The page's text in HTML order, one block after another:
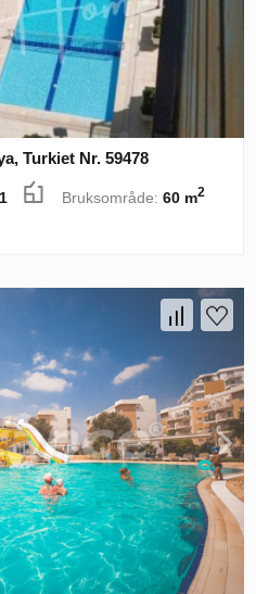
Turkiet Nr. 59478
1 Bruksområde:60 m2